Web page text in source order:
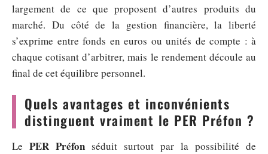
largement de ce que proposent d’autres produits du
marché. Du côté de la gestion financière, la liberté
s’exprime entre fonds en euros ou unités de compte : à
chaque cotisant d’arbitrer, mais le rendement découle au
final de cet équilibre personnel.
Quels avantages et inconvénients
distinguent vraiment le PER Préfon ?
Le PER Préfon séduit surtout par la possibilité de